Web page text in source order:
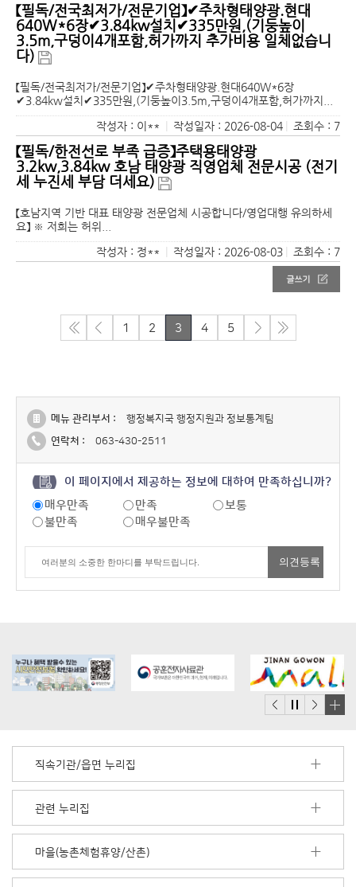
【필독/전국최저가/전문기업】✔주차형태양광.현대
640W*6장✔3.84kw설치✔335만원,(기둥높이
3.5m,구덩이4개포함,허가까지 추가비용 일체없습니
다)
【필독/전국최저가/전문기업】✔주차형태양광.현대640W*6장
✔3.84kw설치✔335만원,(기둥높이3.5m,구덩이4개포함,허가까지...
작성자 : 이**
작성일자 : 2026-08-04 조회수 : 7
【필독/한전선로 부족 급증】주택용태양광
3.2kw,3.84kw 호남 태양광 직영업체 전문시공 (전기
세 누진세 부담 더세요)
【호남지역 기반 대표 태양광 전문업체 시공합니다/영업대행 유의하세
요】 ※ 저희는 허위...
작성자 : 정**
작성일자 : 2026-08-03 조회수 : 7
1 2 3 4 5
메뉴 관리부서 :
행정복지국 행정지원과 정보통계팀
연락처 :
063-430-2511
이 페이지에서 제공하는 정보에 대하여 만족하십니까?
매우만족
만족
보통
불만족
매우불만족
더
기
직속기관/읍면 누리집
관련 누리집
마을(농촌체험휴양/산촌)